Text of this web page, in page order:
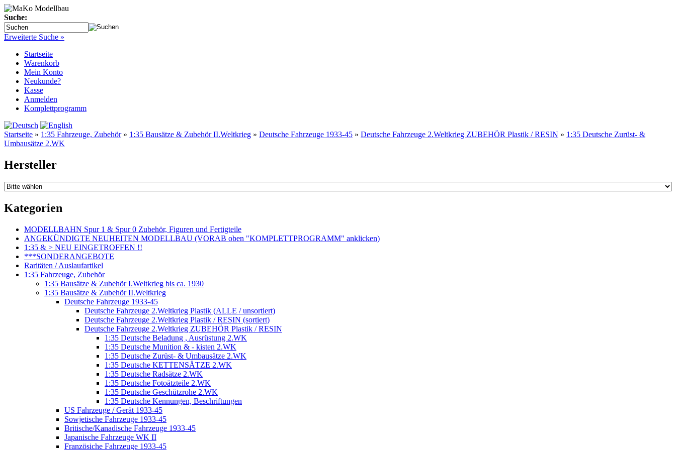
Suche:
Erweiterte Suche »
Startseite
Warenkorb
Mein Konto
Neukunde?
Kasse
Anmelden
Komplettprogramm
Startseite » 1:35 Fahrzeuge, Zubehör» 1:35 Bausätze & Zubehör II.Weltkrieg » Deutsche Fahrzeuge 1933-45 » Deutsche Fahrzeuge 2.Weltkrieg ZUBEHÖR Plastik / RESIN » 1:35 Deutsche Zurüst- &
Umbausätze 2.WK
Hersteller
Kategorien
MODELLBAHN Spur 1 & Spur 0 Zubehör, Figuren und Fertigteile
ANGEKÜNDIGTE NEUHEITEN MODELLBAU (VORAB oben "KOMPLETTPROGRAMM" anklicken)
1:35 & > NEU EINGETROFFEN !!
***SONDERANGEBOTE
Raritäten / Auslaufartikel
1:35 Fahrzeuge, Zubehör
1:35 Bausätze & Zubehör I.Weltkrieg bis ca. 1930
1:35 Bausätze & Zubehör II.Weltkrieg
Deutsche Fahrzeuge 1933-45
Deutsche Fahrzeuge 2.Weltkrieg Plastik (ALLE / unsortiert)
Deutsche Fahrzeuge 2.Weltkrieg Plastik / RESIN (sortiert)
Deutsche Fahrzeuge 2.Weltkrieg ZUBEHÖR Plastik / RESIN
1:35 Deutsche Beladung , Ausrüstung 2.WK
1:35 Deutsche Munition & - kisten 2.WK
1:35 Deutsche Zurüst- & Umbausätze 2.WK
1:35 Deutsche KETTENSÄTZE 2.WK
1:35 Deutsche Radsätze 2.WK
1:35 Deutsche Fotoätzteile 2.WK
1:35 Deutsche Geschützrohe 2.WK
1:35 Deutsche Kennungen, Beschriftungen
US Fahrzeuge / Gerät 1933-45
Sowjetische Fahrzeuge 1933-45
Britische/Kanadische Fahrzeuge 1933-45
Japanische Fahrzeuge WK II
Französiche Fahrzeuge 1933-45